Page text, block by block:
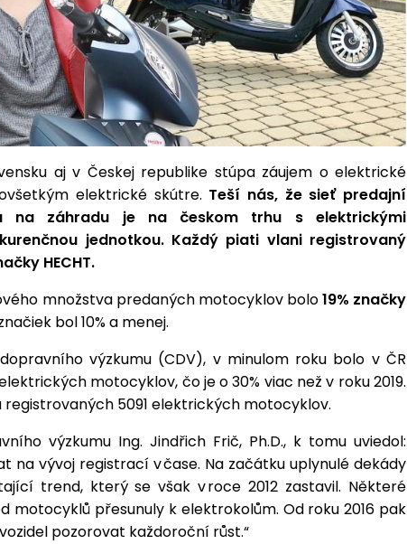
aj v Českej republike stúpa záujem o elektrické
elektrické skútre. Teší nás, že sieť predajní
na záhradu je na českom trhu s elektrickými
jednotkou. Každý piati vlani registrovaný
HECHT.
množstva predaných motocyklov bolo19% značky
bol 10% a menej.
výzkumu (CDV), v minulom roku bolo v ČR
motocyklov, čo je o 30% viac než v roku 2019.
registrovaných 5091 elektrických motocyklov.
výzkumu Ing. Jindřich Frič, Ph.D., k tomu uviedol:
na vývoj registrací v čase. Na začátku uplynulé dekády
trend, který se však v roce 2012 zastavil. Některé
motocyklů přesunuly k elektrokolům. Od roku 2016 pak
pozorovat každoroční růst.“